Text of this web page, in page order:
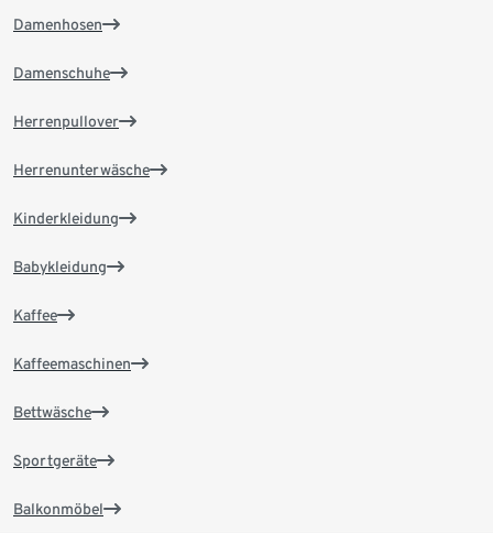
Damenhosen
Damenschuhe
Herrenpullover
Herrenunterwäsche
Kinderkleidung
Babykleidung
Kaffee
Kaffeemaschinen
Bettwäsche
Sportgeräte
Balkonmöbel